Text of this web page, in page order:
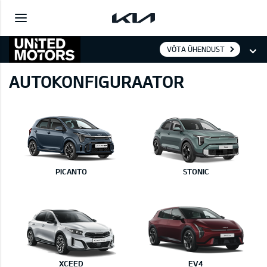
VÕTA ÜHENDUST
AUTOKONFIGURAATOR
PICANTO STONIC
XCEED EV4